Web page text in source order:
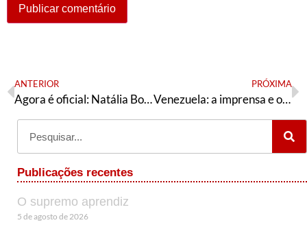
ANTERIOR
Agora é oficial: Natália Bonavidades é candidata à prefeitura de Natal
PRÓXIMA
Venezuela: a imprensa e o “racha” do PT
Publicações recentes
O supremo aprendiz
5 de agosto de 2026